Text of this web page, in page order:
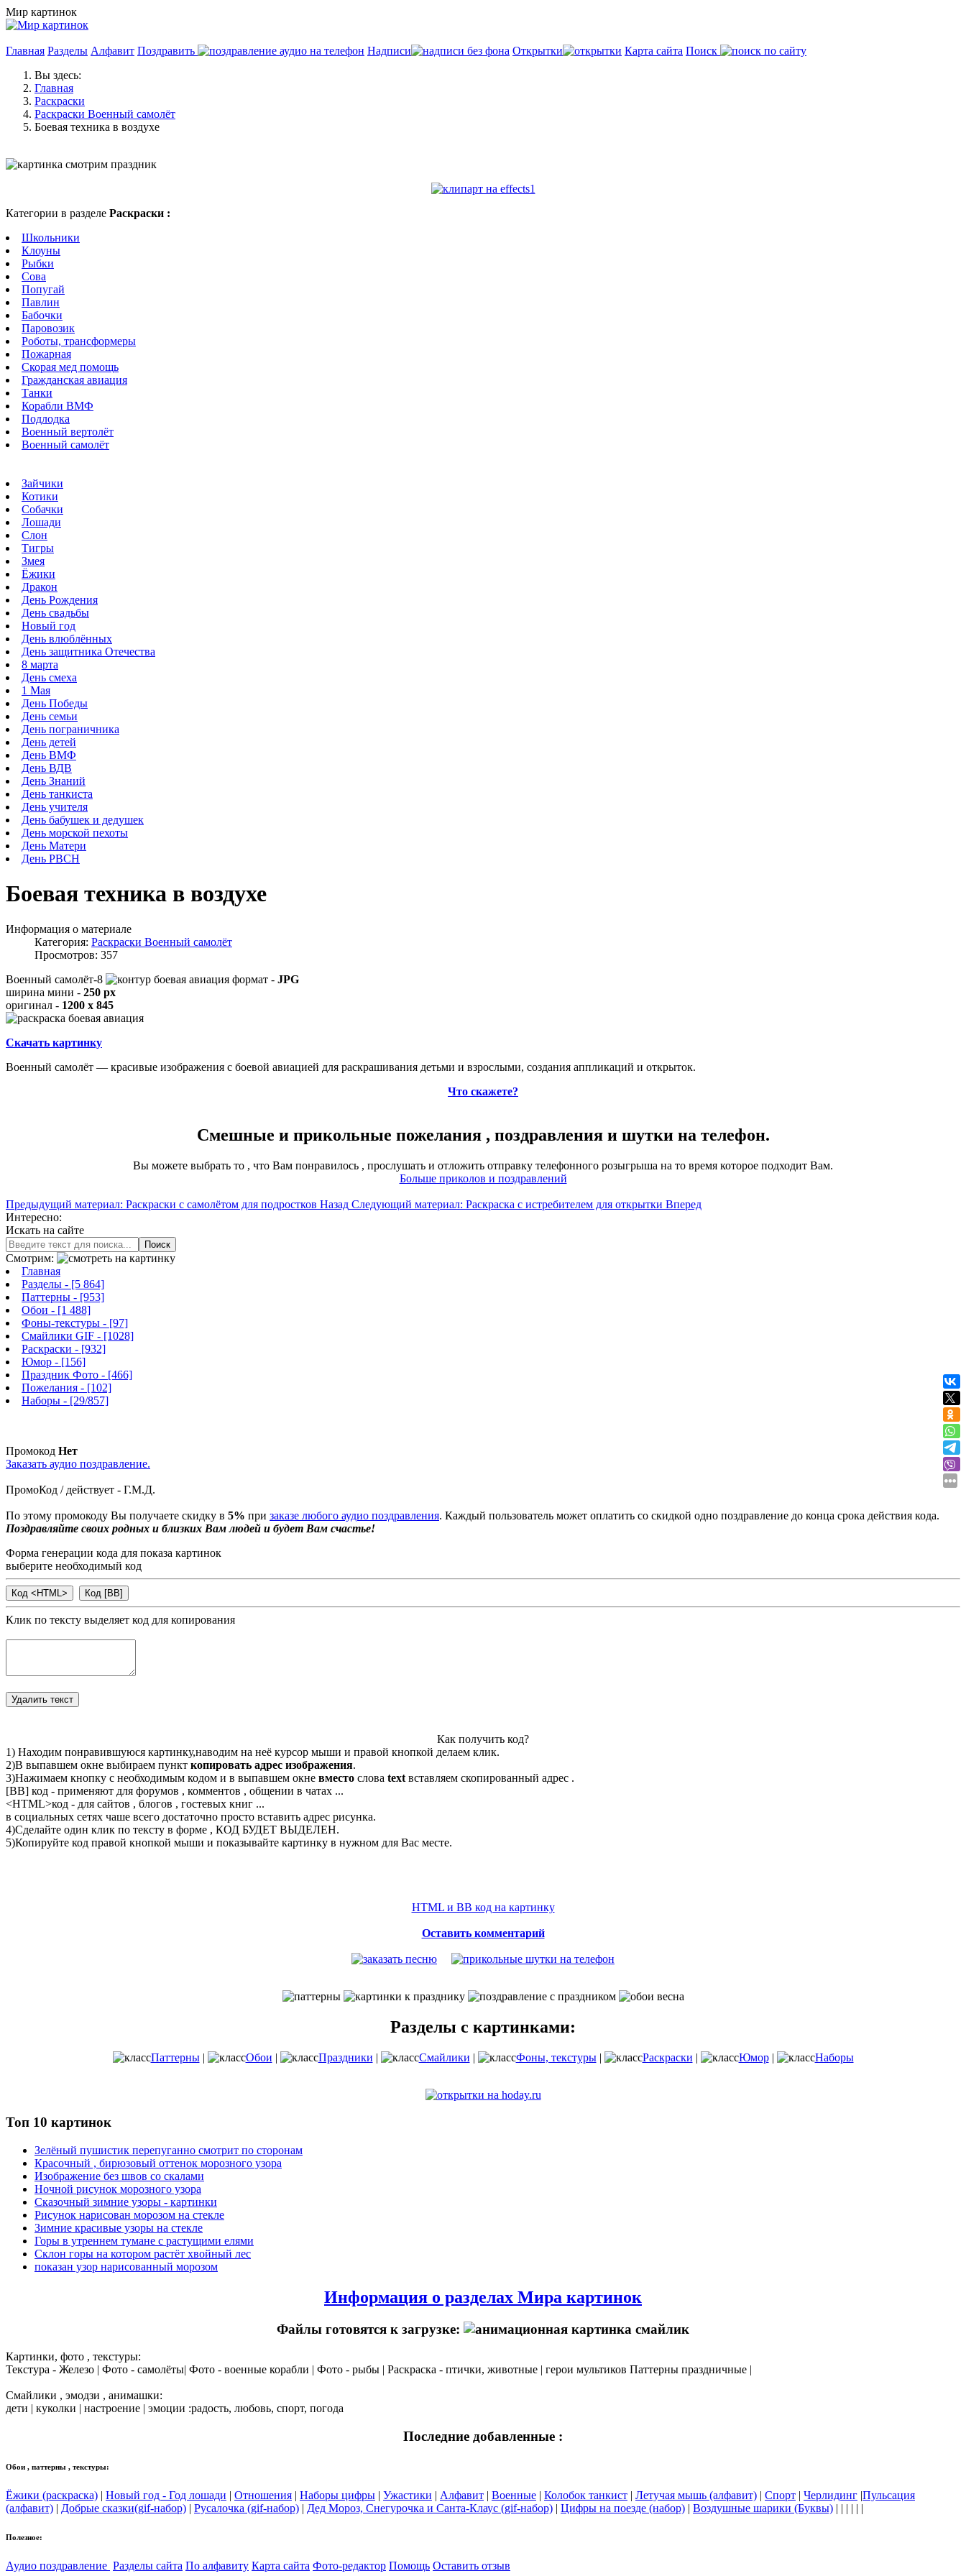
Мир картинок
Главная Разделы Алфавит Поздравить Надписи Открытки Карта сайта Поиск
Вы здесь:
Главная
Раскраски
Раскраски Военный самолёт
Боевая техника в воздухе
Категории в разделе Раскраски :
Школьники
Клоуны
Рыбки
Сова
Попугай
Павлин
Бабочки
Паровозик
Роботы, трансформеры
Пожарная
Скорая мед помощь
Гражданская авиация
Танки
Корабли ВМФ
Подлодка
Военный вертолёт
Военный самолёт
Зайчики
Котики
Собачки
Лошади
Слон
Тигры
Змея
Ёжики
Дракон
День Рождения
День свадьбы
Новый год
День влюблённых
День защитника Отечества
8 марта
День смеха
1 Мая
День Победы
День семьи
День пограничника
День детей
День ВМФ
День ВДВ
День Знаний
День танкиста
День учителя
День бабушек и дедушек
День морской пехоты
День Матери
День РВСН
Боевая техника в воздухе
Информация о материале
Категория: Раскраски Военный самолёт
Просмотров: 357
Военный самолёт-8
формат - JPG
ширина мини - 250 px
оригинал - 1200 x 845
Скачать картинку
Военный самолёт — красивые изображения с боевой авиацией для раскрашивания детьми и взрослыми, создания аппликаций и открыток.
Что скажете?
Смешные и прикольные пожелания , поздравления и шутки на телефон.
Вы можете выбрать то , что Вам понравилось , прослушать и отложить отправку телефонного розыгрыша на то время которое подходит Вам.
Больше приколов и поздравлений
Предыдущий материал: Раскраски с самолётом для подростков Назад Следующий материал: Раскраска с истребителем для открытки Вперед
Интересно:
Искать на сайте
Поиск
Смотрим:
Главная
Разделы - [5 864]
Паттерны - [953]
Обои - [1 488]
Фоны-текстуры - [97]
Смайлики GIF - [1028]
Раскраски - [932]
Юмор - [156]
Праздник Фото - [466]
Пожелания - [102]
Наборы - [29/857]
Промокод Нет
Заказать аудио поздравление.
ПромоКод / действует - Г.М.Д.
По этому промокоду Вы получаете скидку в 5% при заказе любого аудио поздравления. Каждый пользователь может оплатить со скидкой одно поздравление до конца срока действия кода.
Поздравляйте своих родных и близких Вам людей и будет Вам счастье!
Форма генерации кода для показа картинок
выберите необходимый код
Клик по тексту выделяет код для копирования
Как получить код?
1) Находим понравившуюся картинку,наводим на неё курсор мыши и правой кнопкой делаем клик.
2)В выпавшем окне выбираем пункт копировать адрес изображения.
3)Нажимаем кнопку с необходимым кодом и в выпавшем окне вместо слова text вставляем скопированный адрес .
[BB] код - применяют для форумов , комментов , общении в чатах ...
<HTML>код - для сайтов , блогов , гостевых книг ...
в социальных сетях чаше всего достаточно просто вставить адрес рисунка.
4)Сделайте один клик по тексту в форме , КОД БУДЕТ ВЫДЕЛЕН.
5)Копируйте код правой кнопкой мыши и показывайте картинку в нужном для Вас месте.
HTML и BB код на картинку
Оставить комментарий
Разделы с картинками:
Паттерны| Обои | Праздники | Смайлики | Фоны, текстуры| Раскраски | Юмор| Наборы
Топ 10 картинок
Зелёный пушистик перепуганно смотрит по сторонам
Красочный , бирюзовый оттенок морозного узора
Изображение без швов со скалами
Ночной рисунок морозного узора
Сказочный зимние узоры - картинки
Рисунок нарисован морозом на стекле
Зимние красивые узоры на стекле
Горы в утреннем тумане с растущими елями
Склон горы на котором растёт хвойный лес
показан узор нарисованный морозом
Информация о разделах Мира картинок
Файлы готовятся к загрузке:
Картинки, фото , текстуры:
Текстура - Железо | Фото - самолёты| Фото - военные корабли | Фото - рыбы | Раскраска - птички, животные | герои мультиков Паттерны праздничные |
Смайлики , эмодзи , анимашки:
дети | куколки | настроение | эмоции :радость, любовь, спорт, погода
Последние добавленные :
Обои , паттерны , текстуры:
Ёжики (раскраска) | Новый год - Год лошади | Отношения | Наборы цифры | Ужастики | Алфавит | Военные | Колобок танкист | Летучая мышь (алфавит) | Спорт | Черлидинг |Пульсация
(алфавит) | Добрые сказки(gif-набор) | Русалочка (gif-набор) | Дед Мороз, Снегурочка и Санта-Клаус (gif-набор) | Цифры на поезде (набор) | Воздушные шарики (Буквы) | | | | | |
Полезное:
Аудио поздравление Разделы сайта По алфавиту Карта сайта Фото-редактор Помощь Оставить отзыв